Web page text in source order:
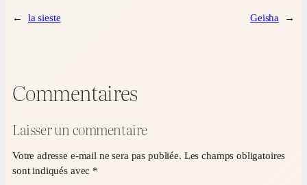
← la sieste Geisha →
Commentaires
Laisser un commentaire
Votre adresse e-mail ne sera pas publiée. Les champs obligatoires
sont indiqués avec *